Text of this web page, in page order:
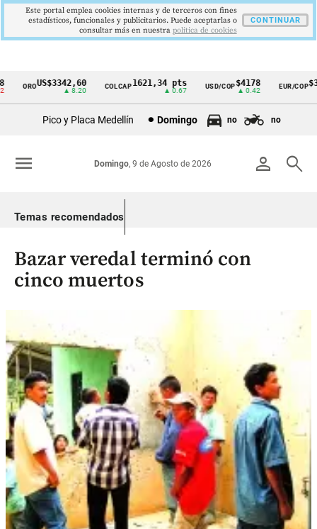
Cintillo
Colombia
OROUS$3342,60
▲ 8.20
COLCAP1621,34 pts
▲ 0.67
USD/COP$4178
▲ 0.42
EUR/COP
Pico y Placa Medellín Domingo no no
person search
Domingo, 9 de Agosto de 2026
menu
Temas recomendados
Bazar veredal terminó con
cinco muertos
Este portal emplea cookies internas y de terceros con fines
estadísticos, funcionales y publicitarios. Puede aceptarlas o
consultar más en nuestra politica de cookies
CONTINUAR